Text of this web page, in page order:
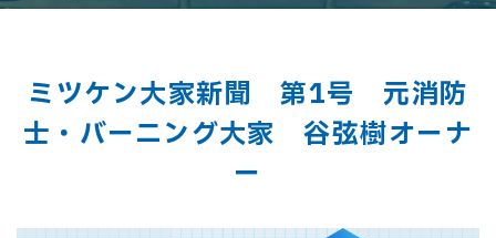
ミツケン大家新聞 第1号 元消防
士・バーニング大家 谷弦樹オーナ
ー